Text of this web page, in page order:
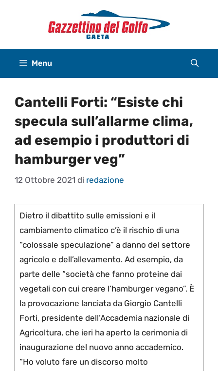
Menu
Cantelli Forti: “Esiste chi
specula sull’allarme clima,
ad esempio i produttori di
hamburger veg”
12 Ottobre 2021 di redazione
Dietro il dibattito sulle emissioni e il
cambiamento climatico c’è il rischio di una
“colossale speculazione” a danno del settore
agricolo e dell’allevamento. Ad esempio, da
parte delle “società che fanno proteine dai
vegetali con cui creare l’hamburger vegano”. È
la provocazione lanciata da Giorgio Cantelli
Forti, presidente dell’Accademia nazionale di
Agricoltura, che ieri ha aperto la cerimonia di
inaugurazione del nuovo anno accademico.
“Ho voluto fare un discorso molto